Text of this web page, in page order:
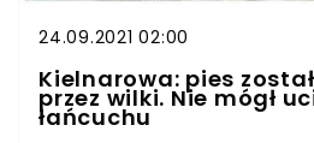
24.09.2021 02:00
Kielnarowa: pies
przez wilki. Nie mógł
łańcuchu